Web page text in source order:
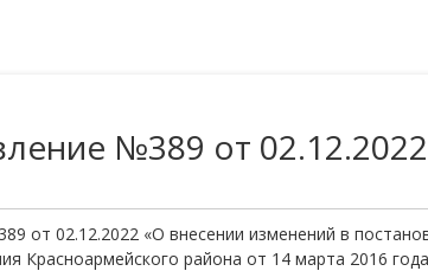
№389 от 02.12.2022
от 02.12.2022 «О внесении изменений в
Красноармейского района от 14 марта 2016